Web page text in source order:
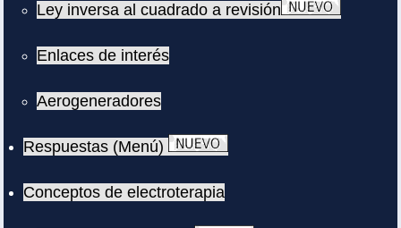
Ley inversa al cuadrado a revisión
Enlaces de interés
Aerogeneradores
Respuestas (Menú)
Conceptos de electroterapia